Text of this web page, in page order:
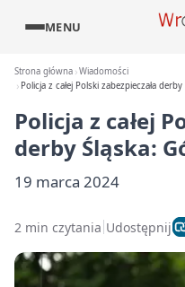
MENU
Strona główna Wiadomości
Policja z całej Polski zabezpieczała
Policja z całej
derby Śląska:
19 marca 2024
2 min czytania Udostępnij